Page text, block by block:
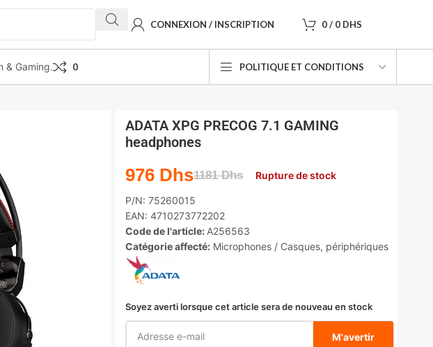
CONNEXION / INSCRIPTION 0/ 0 DHS
& Gaming. 0 POLITIQUE ET CONDITIONS
ADATA XPG PRECOG 7.1 GAMING
headphones
1181Dhs
976 Dhs Rupture de stock
P/N: 75260015
EAN: 4710273772202
Code de l'article: A256563
Catégorie affecté: Microphones / Casques, périphériques
Soyez averti lorsque cet article sera de nouveau en stock
M'avertir